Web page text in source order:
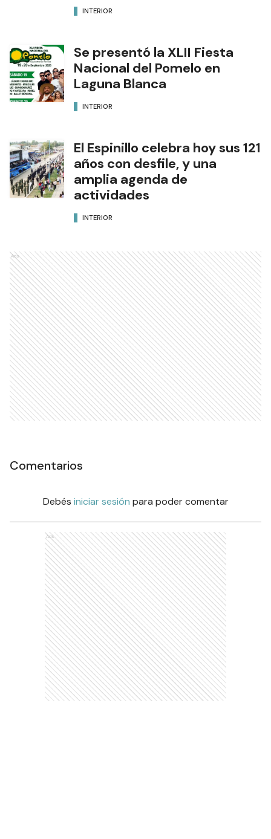
INTERIOR
Se presentó la XLII Fiesta
Nacional del Pomelo en
Laguna Blanca
INTERIOR
El Espinillo celebra hoy sus 121
años con desfile, y una
amplia agenda de
actividades
INTERIOR
Ads
Comentarios
Debés iniciar sesión para poder comentar
Ads